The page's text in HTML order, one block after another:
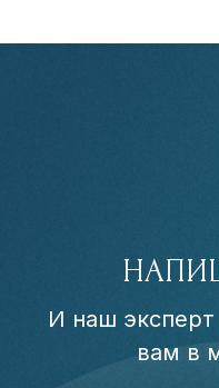
И наш эксперт
вам в